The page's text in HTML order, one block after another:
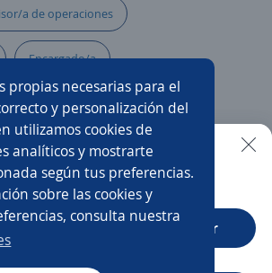
propias necesarias para el
y personalización del
utilizamos cookies de
analíticos y mostrarte
según tus preferencias.
sobre las cookies y
consulta nuestra
a de operaciones
Encargado/a
Gerente de producción
Gerente de planta
Coordinador/a
Financiero/a
es más fácil en la app
Abrir